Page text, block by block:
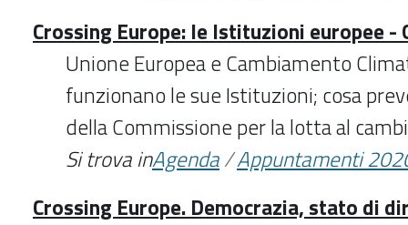
Crossing Europe: le Istituzioni europee -
Unione Europea e Cambiamento
funzionano le sue Istituzioni; cosa
della Commissione per la lotta al
Si trova inAgenda/Appuntamenti
Crossing Europe. Democrazia, stato di